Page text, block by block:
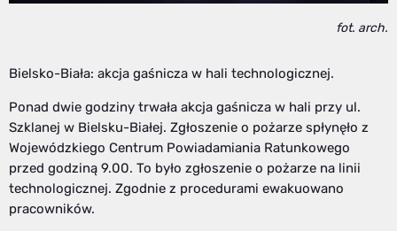
fot. arch.
Bielsko-Biała: akcja gaśnicza w hali technologicznej.
Ponad dwie godziny trwała akcja gaśnicza w hali przy ul.
Szklanej w Bielsku-Białej. Zgłoszenie o pożarze spłynęło z
Wojewódzkiego Centrum Powiadamiania Ratunkowego
przed godziną 9.00. To było zgłoszenie o pożarze na linii
technologicznej. Zgodnie z procedurami ewakuowano
pracowników.